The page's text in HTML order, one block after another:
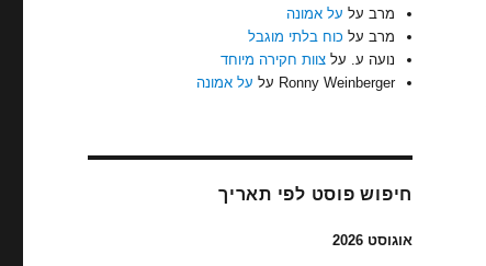
מרב על על אמונה
מרב על כוח בלתי מוגבל
נועה ע. עלצוות חקירה מיוחד
Ronny Weinberger על על אמונה
חיפוש פוסט לפי תאריך
אוגוסט 2026